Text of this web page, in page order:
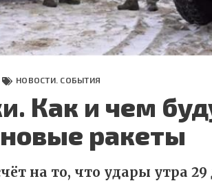
НОВОСТИ. СОБЫТИЯ
Как и чем
ракеты
на то, что удары утра 29